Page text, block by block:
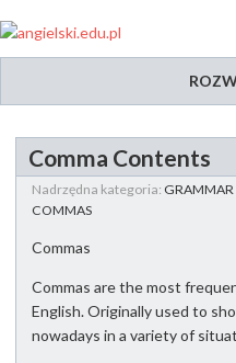
Comma Contents
Nadrzędna kategoria: GRAMMAR
COMMAS
Commas
Commas are the most
English. Originally used to
nowadays in a variety of